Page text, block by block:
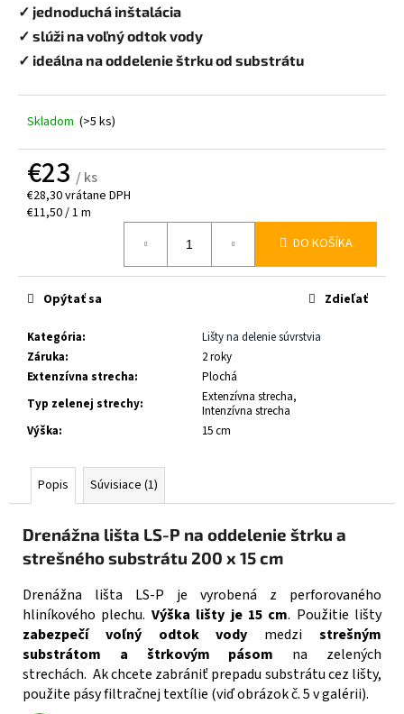
✓ jednoduchá inštalácia
✓ slúži na voľný odtok vody
✓ ideálna na oddelenie štrku od substrátu
Skladom (>5 ks)
€23 / ks
€28,30 vrátane DPH
Jednotková
€11,50 / 1 m
DO KOŠÍKA
Kategória:
Lišty na delenie súvrstvia
Záruka:
2 roky
Extenzívna strecha:
Plochá
Typ zelenej strechy:
Extenzívna strecha,
Intenzívna strecha
Výška: 15 cm
Opýtať sa Zdieľať
Popis Súvisiace (1)
Drenážna lišta LS-P na oddelenie štrku a
strešného substrátu 200 x 15 cm
Drenážna lišta LS-P je vyrobená z perforovaného
hliníkového plechu. Výška lišty je 15 cm. Použitie lišty
zabezpečí voľný odtok vody medzistrešným
substrátom a štrkovým pásom na zelených
strechách. Ak chcete zabrániť prepadu substrátu cez lišty,
použite pásy filtračnej textílie (viď obrázok č. 5 v galérii).
p
o
r
č
a
SPOJOVACÍ
PRVOK
LIŠTU